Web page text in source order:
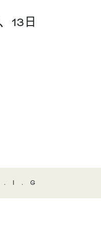
13日